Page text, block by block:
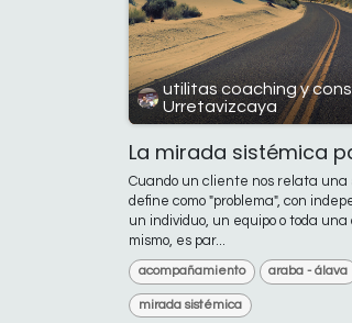
utilitas coaching y
Urretavizcaya
La mirada sistémica
Cuando un cliente nos relata
define como "problema", con
un individuo, un equipo o toda
mismo, es par...
acompañamiento araba - álava
mirada sistémica